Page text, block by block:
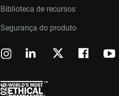
Biblioteca de recursos
Segurança do produto